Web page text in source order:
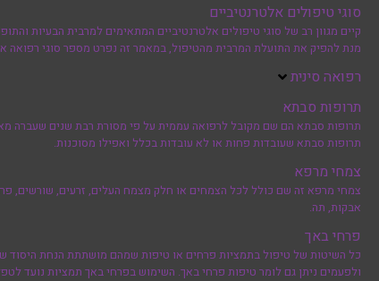
סוגי טיפולים אלטרנטיביים
קיים מגוון רב של סוגי טיפולים אלטרנטיביים המתאימים למרבית הבעיות
מנת להפיק את התועלת המרבית מהטיפול, במאמר זה נפרט מספר סוגי רפואה
רפואה סינית
תרופות סבתא
תרופות סבתא הם שם מקובל לרפואה עממית על פי מסורת רבת שנים שעברה
תרופות סבתא שעובדות פחות או לא עובדות בכלל ואפילו מסוכנות.
צמחי מרפא
צמחי מרפא זה שם כולל לכל הצמחים או חלק מצמח העלים, זרעים, שורשים,
אבקות, תה.
פרחי באך
כל השיטות של טיפול בתמציות פרחים או טיפות שמהם מושתתת הנחת היסוד
ולפעמים ניתן גם לומר טיפות פרחי באך. השימוש בפרחי באך תמציות נועד